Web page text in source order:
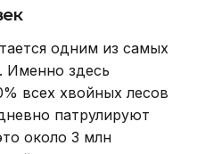
одним из самых
Именно здесь
всех хвойных лесов
патрулируют
около 3 млн